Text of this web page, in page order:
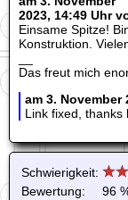
2023, 14:49 Uhr
Einsame Spitze!
Konstruktion.
Das freut mich
am 3. November
Link fixed, thanks
Schwierigkeit:
Bewertung:
96